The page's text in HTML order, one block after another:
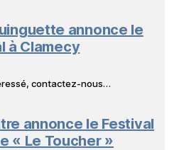
annonce le
à Clamecy
contactez-nous…
annonce le Festival
« Le Toucher »